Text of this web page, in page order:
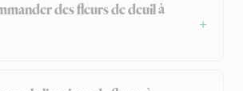
des fleurs de deuil à